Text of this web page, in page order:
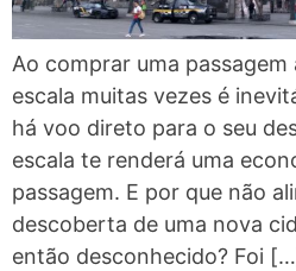
Ao comprar uma passagem
escala muitas vezes é
há voo direto para o seu
escala te renderá uma
passagem. E por que não
descoberta de uma nova
então desconhecido? Foi